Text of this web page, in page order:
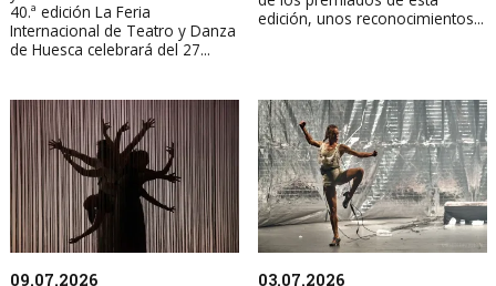
40.ª edición La Feria
Internacional de Teatro y Danza
de Huesca celebrará del 27...
edición, unos reconocimientos...
09.07.2026 03.07.2026